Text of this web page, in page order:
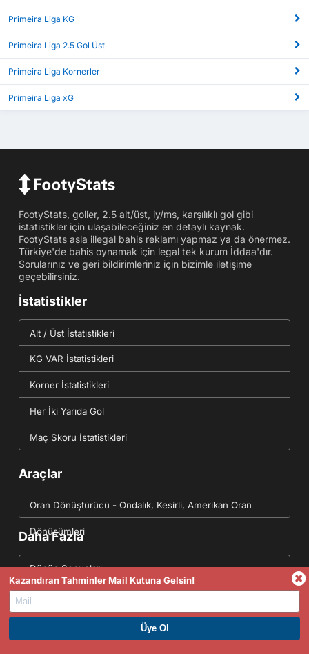
Primeira Liga KG
Primeira Liga 2.5 Gol Üst
Primeira Liga Kornerler
Primeira Liga xG
FootyStats, goller, 2.5 alt/üst, iy/ms, karşılıklı gol gibi
istatistikler için ulaşabileceğiniz en detaylı kaynak.
FootyStats asla illegal bahis reklamı yapmaz ya da önermez.
Türkiye'de bahis oynamak için legal tek kurum İddaa'dır.
Sorularınız ve geri bildirimleriniz için bizimle iletişime
geçebilirsiniz.
İstatistikler
Alt / Üst İstatistikleri
KG VAR İstatistikleri
Korner İstatistikleri
Her İki Yarıda Gol
Maç Skoru İstatistikleri
Araçlar
Oran Dönüştürücü - Ondalık, Kesirli, Amerikan Oran
Dönüşümleri
Daha Fazla
Dünün Sonuçları
Yarının Fikstürü
Futbol Data API(JSON)
PREMIUM ÜYE OL. HEMEN KAZAN
Kazandıran Tahminler Mail Kutuna Gelsin!